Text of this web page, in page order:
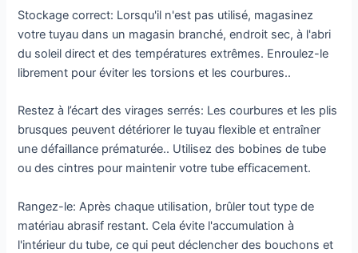
Stockage correct: Lorsqu'il n'est pas utilisé, magasinez
votre tuyau dans un magasin branché, endroit sec, à l'abri
du soleil direct et des températures extrêmes. Enroulez-le
librement pour éviter les torsions et les courbures..
Restez à l’écart des virages serrés: Les courbures et les plis
brusques peuvent détériorer le tuyau flexible et entraîner
une défaillance prématurée.. Utilisez des bobines de tube
ou des cintres pour maintenir votre tube efficacement.
Rangez-le: Après chaque utilisation, brûler tout type de
matériau abrasif restant. Cela évite l'accumulation à
l'intérieur du tube, ce qui peut déclencher des bouchons et